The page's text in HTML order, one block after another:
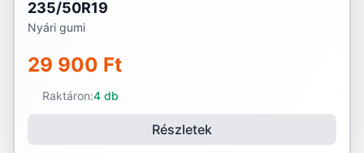
235/50R19
Nyári gumi
29 900 Ft
Raktáron:4 db
Részletek